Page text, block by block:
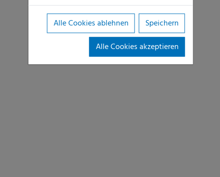
Alle Cookies ablehnen
Speichern
Alle Cookies akzeptieren